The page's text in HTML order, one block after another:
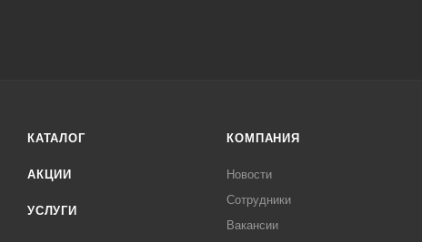
КАТАЛОГ
АКЦИИ
УСЛУГИ
КОМПАНИЯ
Новости
Сотрудники
Вакансии